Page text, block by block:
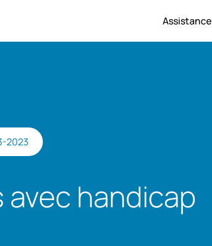
Assistance
2023
handicap